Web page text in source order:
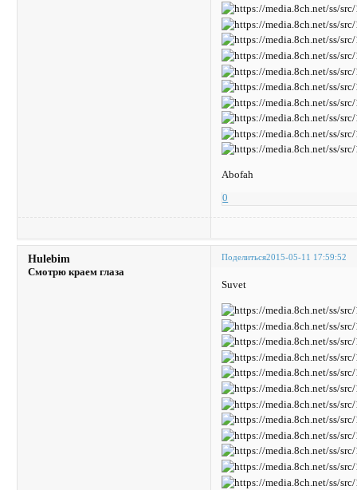
Abofah
0
Поделиться2015-05-11 17:59:52
Hulebim
Смотрю краем глаза
Suvet